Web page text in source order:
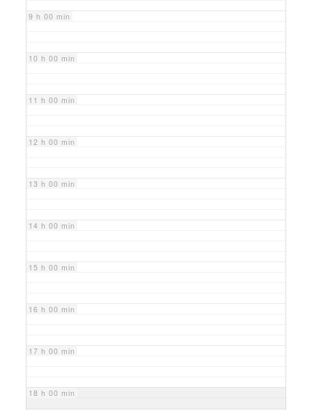
9 h 00 min
10 h 00 min
11 h 00 min
12 h 00 min
13 h 00 min
14 h 00 min
15 h 00 min
16 h 00 min
17 h 00 min
18 h 00 min